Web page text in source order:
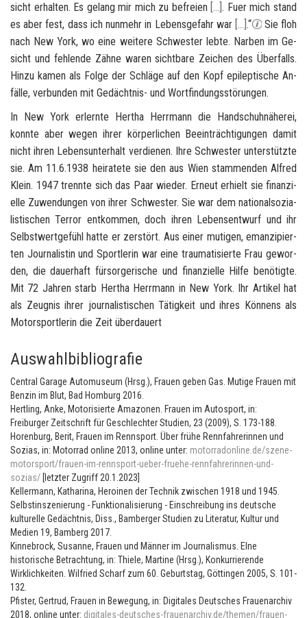
sicht er­hal­ten. Es ge­lang mir mich zu be­frei­en [… ]. Fuer mich stand
es aber fest, dass ich nun­mehr in Le­bens­ge­fahr war [… ].“
Sie floh
nach New York, wo eine wei­te­re Schwes­ter lebte. Nar­ben im Ge­
sicht und feh­len­de Zähne waren sicht­ba­re Zei­chen des Über­falls.
Hinzu kamen als Folge der Schlä­ge auf den Kopf epi­lep­ti­sche An­
fäl­le, ver­bun­den mit Gedächtnis-​ und Wort­fin­dungs­stö­run­gen.
In New York er­lern­te Her­tha Herr­mann die Hand­schuhnä­he­rei,
konn­te aber wegen ihrer kör­per­li­chen Be­ein­träch­ti­gun­gen damit
nicht ihren Le­bens­un­ter­halt ver­die­nen. Ihre Schwes­ter un­ter­stütz­te
sie. Am 11.6.1938 hei­ra­te­te sie den aus Wien stam­men­den Al­fred
Klein. 1947 trenn­te sich das Paar wie­der. Er­neut er­hielt sie fi­nan­zi­
el­le Zu­wen­dun­gen von ihrer Schwes­ter. Sie war dem na­tio­nal­so­zia­
lis­ti­schen Ter­ror ent­kom­men, doch ihren Le­bens­ent­wurf und ihr
Selbst­wert­ge­fühl hatte er zer­stört. Aus einer mu­ti­gen, eman­zi­pier­
ten Jour­na­lis­tin und Sport­le­rin war eine trau­ma­ti­sier­te Frau ge­wor­
den, die dau­er­haft für­sor­ge­ri­sche und fi­nan­zi­el­le Hilfe be­nö­tig­te.
Mit 72 Jah­ren starb Her­tha Herr­mann in New York. Ihr Ar­ti­kel hat
als Zeug­nis ihrer jour­na­lis­ti­schen Tä­tig­keit und ihres Kön­nens als
Mo­tor­sport­le­rin die Zeit über­dau­ert
Auswahlbibliografie
Central Garage Automuseum (Hrsg.), Frauen geben Gas. Mutige Frauen mit
Benzin im Blut, Bad Homburg 2016.
Hertling, Anke, Motorisierte Amazonen. Frauen im Autosport, in:
Freiburger Zeitschrift für Geschlechter Studien, 23 (2009), S. 173-188.
Horenburg, Berit, Frauen im Rennsport. Über frühe Rennfahrerinnen und
Sozias, in: Motorrad online 2013, online unter: motorradonline.de/szene-
motorsport/frauen-im-rennsport-ueber-fruehe-rennfahrerinnen-und-
sozias/ [letzter Zugriff 20.1.2023]
Kellermann, Katharina, Heroinen der Technik zwischen 1918 und 1945.
Selbstinszenierung - Funktionalisierung - Einschreibung ins deutsche
kulturelle Gedächtnis, Diss., Bamberger Studien zu Literatur, Kultur und
Medien 19, Bamberg 2017.
Kinnebrock, Susanne, Frauen und Männer im Journalismus. EIne
historische Betrachtung, in: Thiele, Martine (Hrsg.), Konkurrierende
Wirklichkeiten. Wilfried Scharf zum 60. Geburtstag, Göttingen 2005, S. 101-
132.
Pfister, Gertrud, Frauen in Bewegung, in: Digitales Deutsches Frauenarchiv
2018, online unter: digitales-deutsches-frauenarchiv.de/themen/frauen-